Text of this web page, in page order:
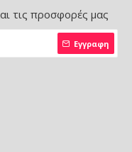
τις προσφορές μας
Εγγραφη